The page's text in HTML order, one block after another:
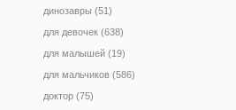
динозавры (51)
для девочек (638)
для малышей (19)
для мальчиков (586)
доктор (75)